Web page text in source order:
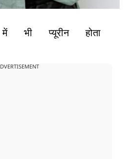
में भी प्यूरीन
होता